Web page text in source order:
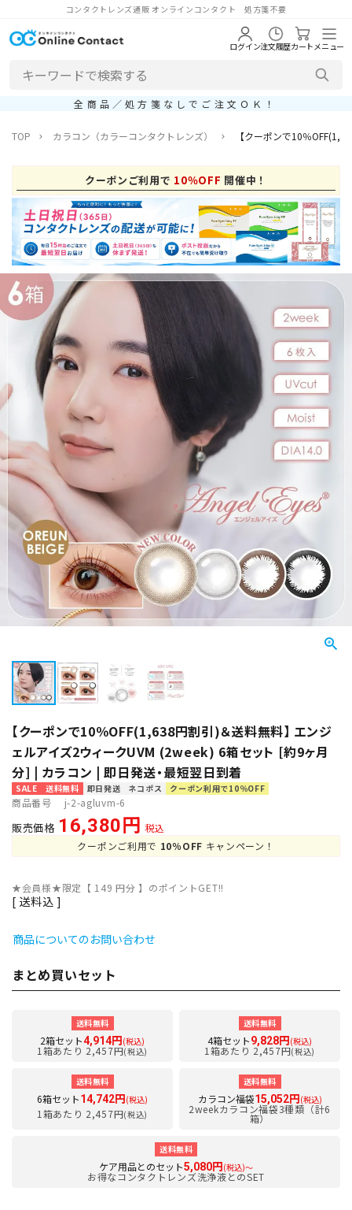
コンタクトレンズ通販 オンラインコンタクト 処方箋不要
ログイン注文履歴カートメニュー
全商品／処方箋なしでご注文ＯＫ！
TOP カラコン（カラーコンタクトレンズ） 【クーポンで10％
クーポンご利用で 10％OFF 開催中！
【クーポンで10％OFF(1,638円割引)＆送料無料】 エンジ
ェルアイズ2ウィークUVM (2week) 6箱セット [約9ヶ月
分] | カラコン | 即日発送・最短翌日到着
SALE 送料無料 即日発送 ネコポス クーポン利用で10％OFF
商品番号 j-2-agluvm-6
販売価格 16,380
税込
クーポンご利用で 10％OFF キャンペーン！
★会員様★限定【 149 円分 】のポイントGET!!
送料込
商品についてのお問い合わせ
まとめ買いセット
送料無料
2箱セット4,914円 (税込)
1箱あたり 2,457円(税込)
送料無料
4箱セット9,828円 (税込)
1箱あたり 2,457円(税込)
送料無料
6箱セット14,742円 (税込)
1箱あたり 2,457円(税込)
送料無料
カラコン福袋15,052円 (税込)
2weekカラコン福袋3種類（計6
箱）
送料無料
ケア用品とのセット5,080円 (税込)～
お得なコンタクトレンズ洗浄液とのSET